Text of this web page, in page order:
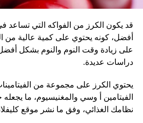
قد يكون الكرز من الفواكه التي
أفضل، كونه يحتوي على كمية عالية من
على زيادة وقت النوم والنوم بشكل
دراسات عديدة.
يحتوي الكرز على مجموعة من
الفيتامين أ وسي والمغنيسيوم، ما
نظامك الغذائي، وفق ما نشر موقع